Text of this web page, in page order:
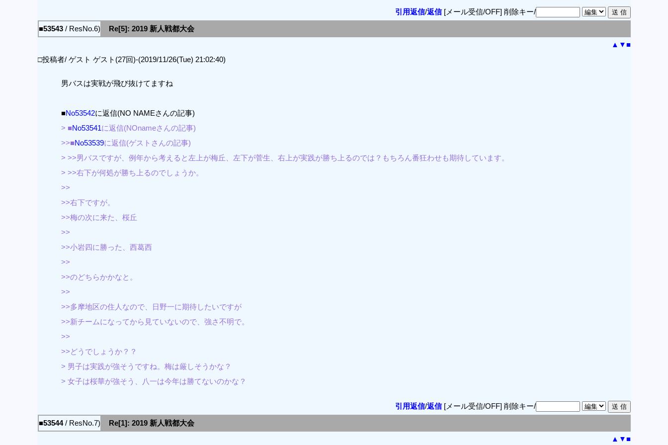
引用返信/返信[メール受信/OFF] 削除キー/
■53543/ ResNo.6)
Re[5]: 2019 新人戦都大会
▲ ▼■
□投稿者/ ゲスト ゲスト(27回)-(2019/11/26(Tue) 21:02:40)
男バスは実戦が飛び抜けてますね
■No53542に返信(NO NAMEさんの記事)
> ■No53541に返信(NOnameさんの記事)
>>■No53539に返信(ゲストさんの記事)
> >>男バスですが、例年から考えると左上が梅丘、左下が菅生、右上が実践が勝ち上るのでは？もちろん番狂わせも期待しています。
> >>右下が何処が勝ち上るのでしょうか。
>>
>>右下ですが。
>>梅の次に来た、桜丘
>>
>>小岩四に勝った、西葛西
>>
>>のどちらかかなと。
>>
>>多摩地区の住人なので、日野一に期待したいですが
>>新チームになってから見ていないので、強さ不明で。
>>
>>どうでしょうか？？
> 男子は実践が強そうですね。梅は厳しそうかな？
> 女子は桜華が強そう、八一は今年は勝てないのかな？
引用返信/返信[メール受信/OFF] 削除キー/
■53544/ ResNo.7)
Re[1]: 2019 新人戦都大会
▲ ▼■